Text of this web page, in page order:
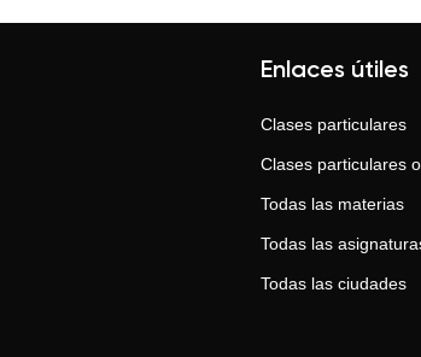
Enlaces útiles
Clases particulares
Clases particulares
Todas las materias
Todas las
Todas las ciudades